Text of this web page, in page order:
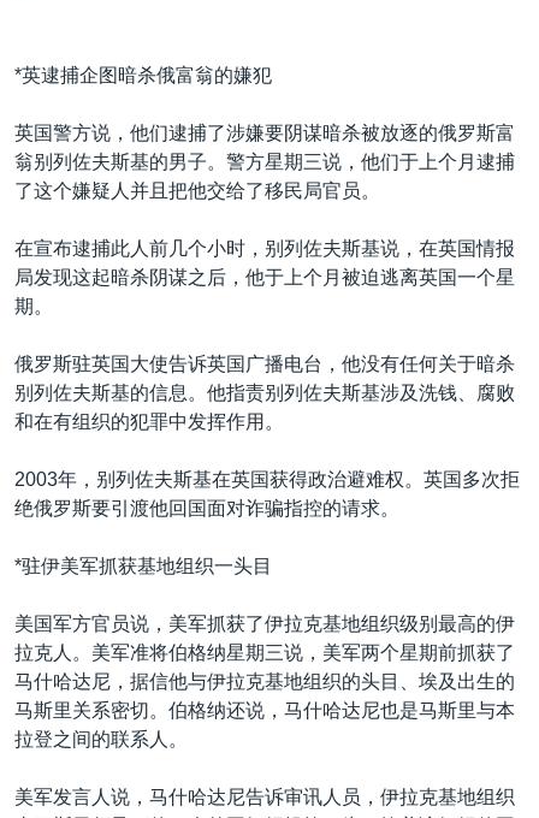
*英逮捕企图暗杀俄富翁的嫌犯
英国警方说，他们逮捕了涉嫌要阴谋暗杀被放逐的俄罗斯富
翁别列佐夫斯基的男子。警方星期三说，他们于上个月逮捕
了这个嫌疑人并且把他交给了移民局官员。
在宣布逮捕此人前几个小时，别列佐夫斯基说，在英国情报
局发现这起暗杀阴谋之后，他于上个月被迫逃离英国一个星
期。
俄罗斯驻英国大使告诉英国广播电台，他没有任何关于暗杀
别列佐夫斯基的信息。他指责别列佐夫斯基涉及洗钱、腐败
和在有组织的犯罪中发挥作用。
2003年，别列佐夫斯基在英国获得政治避难权。英国多次拒
绝俄罗斯要引渡他回国面对诈骗指控的请求。
*驻伊美军抓获基地组织一头目
美国军方官员说，美军抓获了伊拉克基地组织级别最高的伊
拉克人。美军准将伯格纳星期三说，美军两个星期前抓获了
马什哈达尼，据信他与伊拉克基地组织的头目、埃及出生的
马斯里关系密切。伯格纳还说，马什哈达尼也是马斯里与本
拉登之间的联系人。
美军发言人说，马什哈达尼告诉审讯人员，伊拉克基地组织